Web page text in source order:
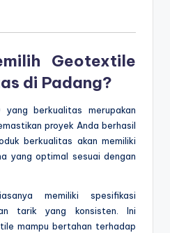
Geotextile
di Padang?
berkualitas merupakan
proyek Anda berhasil
berkualitas akan memiliki
yang optimal sesuai dengan
memiliki spesifikasi
tarik yang konsisten. Ini
mampu bertahan terhadap